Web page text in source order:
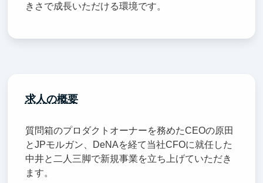
きさで成長いただける環境です。
求人の概要
質問箱のプロダクトオーナーを務めたCEOの原田
とJPモルガン、DeNAを経て当社CFOに就任した
中井と二人三脚で新規事業を立ち上げていただき
ます。